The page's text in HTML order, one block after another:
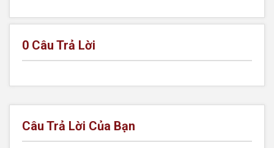
0 Câu Trả Lời
Câu Trả Lời Của Bạn